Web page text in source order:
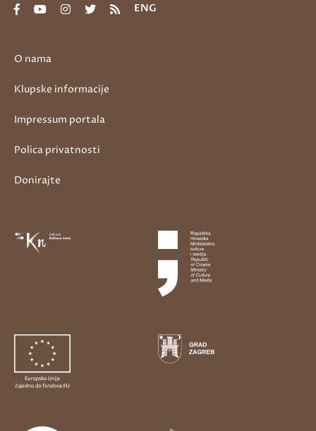
O nama
Klupske informacije
Impressum portala
Polica privatnosti
Donirajte
ENG